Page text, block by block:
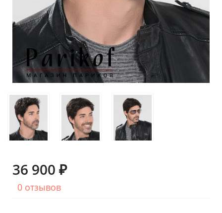
36 900 ₽
0 отзывов